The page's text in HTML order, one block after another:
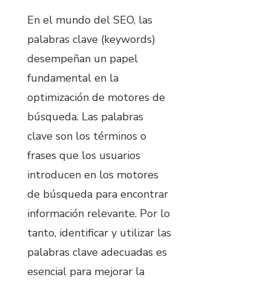
En el mundo del SEO, las
palabras clave (keywords)
desempeñan un papel
fundamental en la
optimización de motores de
búsqueda. Las palabras
clave son los términos o
frases que los usuarios
introducen en los motores
de búsqueda para encontrar
información relevante. Por lo
tanto, identificar y utilizar las
palabras clave adecuadas es
esencial para mejorar la